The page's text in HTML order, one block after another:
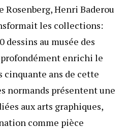
Henri Baderou
les collections:
dessins au musée des
profondément enrichi le
cinquante ans de cette
normands présentent une
aux arts graphiques,
comme pièce